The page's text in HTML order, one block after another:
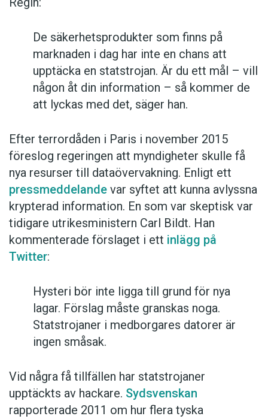
De säkerhetsprodukter som finns på
marknaden i dag har inte en chans att
upptäcka en statstrojan. Är du ett mål – vill
någon åt din information – så kommer de
att lyckas med det, säger han.
Efter terrordåden i Paris i november 2015
föreslog regeringen att myndigheter skulle få
nya resurser till dataövervakning. Enligt ett
pressmeddelande var syftet att kunna avlyssna
krypterad information. En som var skeptisk var
tidigare utrikesministern Carl Bildt. Han
kommenterade förslaget i ett inlägg på
Twitter:
Hysteri bör inte ligga till grund för nya
lagar. Förslag måste granskas noga.
Statstrojaner i medborgares datorer är
ingen småsak.
Vid några få tillfällen har statstrojaner
upptäckts av hackare. Sydsvenskan
rapporterade 2011 om hur flera tyska